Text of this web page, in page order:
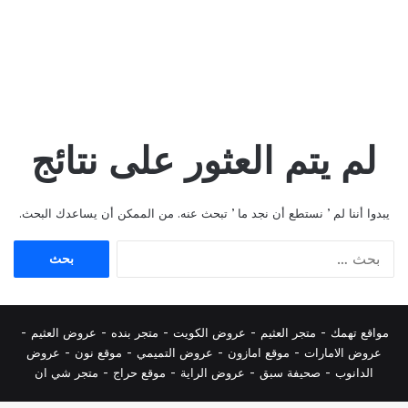
لم يتم العثور على نتائج
يبدوا أننا لم ’ نستطع أن نجد ما ’ تبحث عنه. من الممكن أن يساعدك البحث.
مواقع تهمك - متجر العثيم - عروض الكويت - متجر بنده - عروض العثيم -
عروض الامارات - موقع امازون - عروض التميمي - موقع نون - عروض
الدانوب - صحيفة سبق - عروض الراية - موقع حراج - متجر شي ان